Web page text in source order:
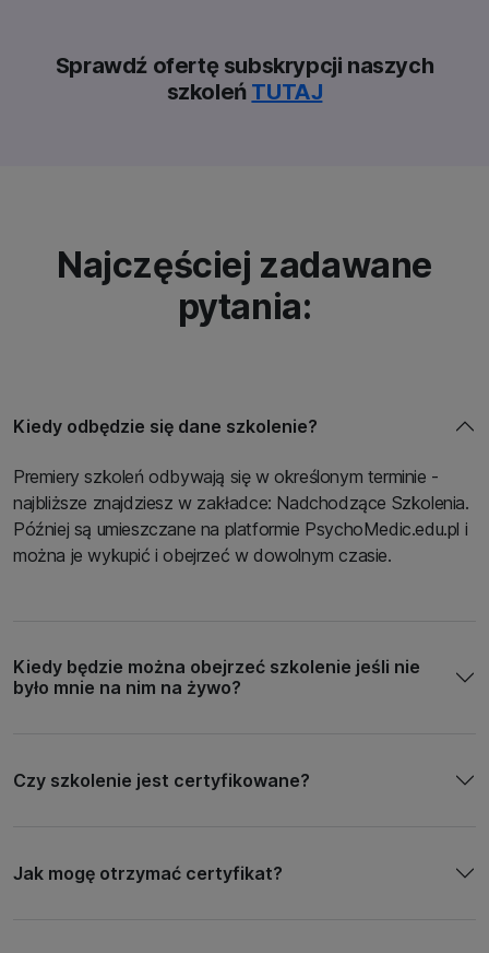
Sprawdź ofertę subskrypcji naszych
szkoleń TUTAJ
Najczęściej zadawane
pytania:
Kiedy odbędzie się dane szkolenie?
Premiery szkoleń odbywają się w określonym terminie -
najbliższe znajdziesz w zakładce: Nadchodzące Szkolenia.
Później są umieszczane na platformie PsychoMedic.edu.pl i
można je wykupić i obejrzeć w dowolnym czasie.
Kiedy będzie można obejrzeć szkolenie jeśli nie
było mnie na nim na żywo?
Czy szkolenie jest certyfikowane?
Jak mogę otrzymać certyfikat?